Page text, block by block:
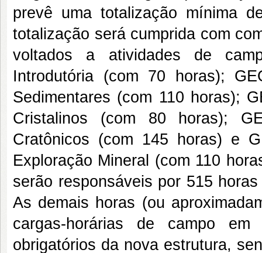
prevê uma totalização mínima
totalização será cumprida com
voltados a atividades de
Introdutória (com 70 horas);
Sedimentares (com 110 horas);
Cristalinos (com 80 horas);
Cratônicos (com 145 horas) e
Exploração Mineral (com 110
serão responsáveis por 515
As demais horas (ou
cargas-horárias de campo em
obrigatórios da nova estrutura,